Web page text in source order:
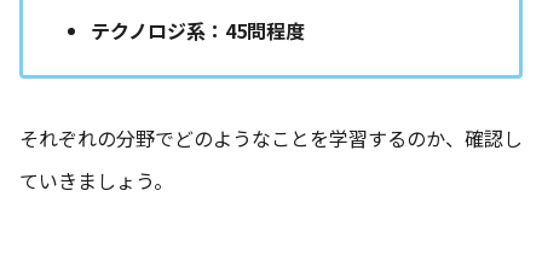
テクノロジ系：45問程度
それぞれの分野でどのようなことを学習するのか、確認し
ていきましょう。